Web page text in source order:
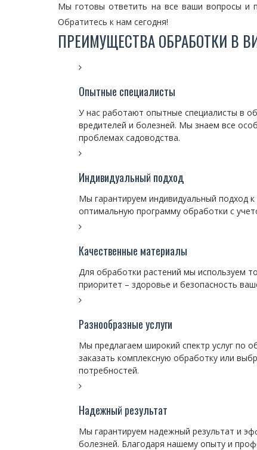
Мы готовы ответить на все ваши вопросы и
Обратитесь к нам сегодня!
ПРЕИМУЩЕСТВА ОБРАБОТКИ В
Опытные специалисты
У нас работают опытные специалисты в
вредителей и болезней. Мы знаем все
проблемах садоводства.
Индивидуальный подход
Мы гарантируем индивидуальный подход
оптимальную программу обработки с
Качественные материалы
Для обработки растений мы используем
приоритет – здоровье и безопасность
Разнообразные услуги
Мы предлагаем широкий спектр услуг по
заказать комплексную обработку или
потребностей.
Надежный результат
Мы гарантируем надежный результат и
болезней. Благодаря нашему опыту и